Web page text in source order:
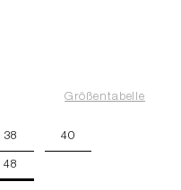
Größentabelle
38 40
48